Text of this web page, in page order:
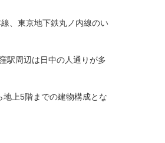
、東京地下鉄丸ノ内線のい
駅周辺は日中の人通りが多
上5階までの建物構成とな